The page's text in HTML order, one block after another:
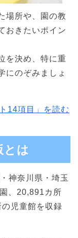
場所や、園の教
おきたいポイン
を決め、特に重
にのぞみましょ
14項目」を読む
とは
神奈川県・埼玉
、20,891カ所
児童館を収録